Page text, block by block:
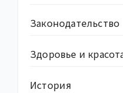
Законодательство
Здоровье и
История